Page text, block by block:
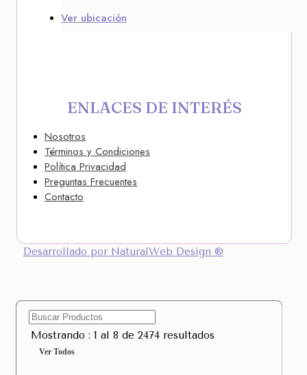
Ver ubicación
ENLACES DE INTERÉS
Nosotros
Términos y Condiciones
Política Privacidad
Preguntas Frecuentes
Contacto
Desarrollado por NaturalWeb Design ®
Mostrando : 1 al 8 de 2474 resultados
Ver Todos